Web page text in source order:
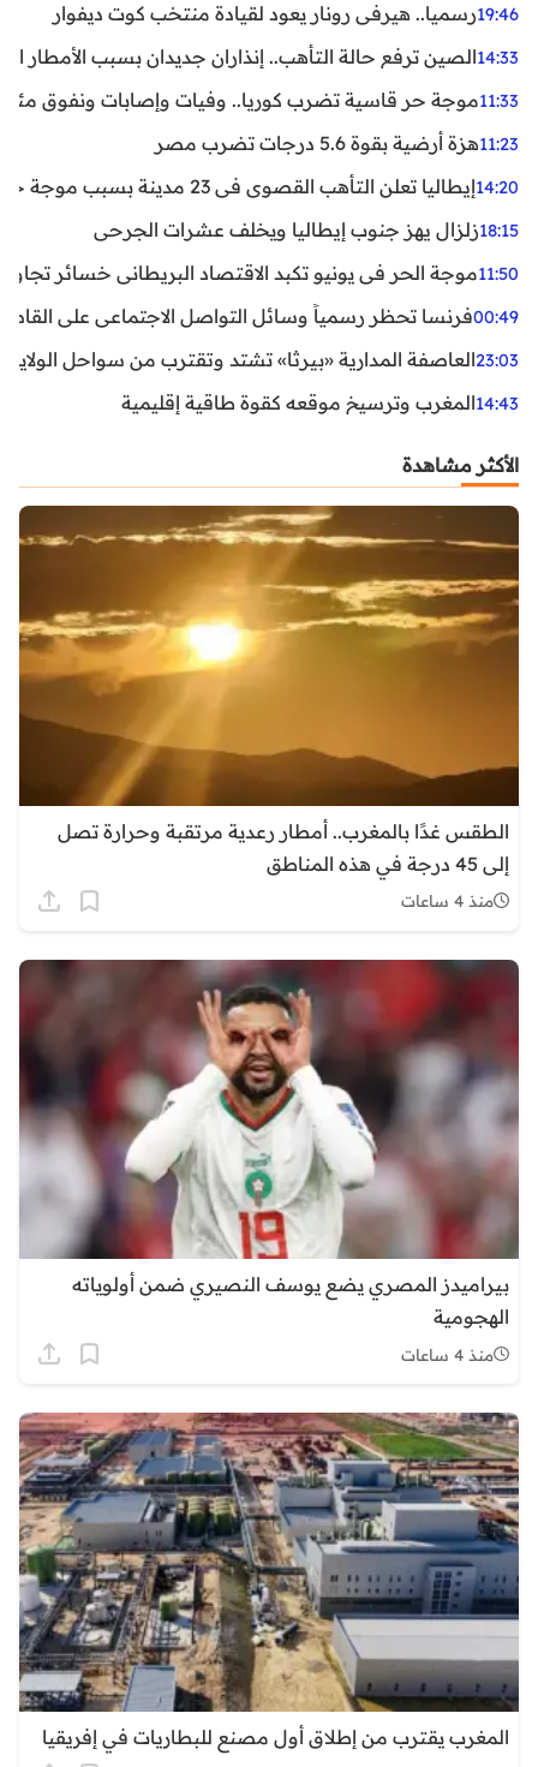
19:46رسميا.. هيرفي رونار يعود لقيادة منتخب كوت ديفوار
14:33الصين ترفع حالة التأهب.. إنذاران جديدان بسبب الأمطار
11:33موجة حر قاسية تضرب كوريا.. وفيات وإصابات ونفوق مئات
11:23هزة أرضية بقوة 5.6 درجات تضرب مصر
14:20إيطاليا تعلن التأهب القصوى في 23 مدينة بسبب موجة حر شديدة
18:15زلزال يهز جنوب إيطاليا ويخلف عشرات الجرحى
11:50موجة الحر في يونيو تكبد الاقتصاد البريطاني خسائر تجاوزت 1.5 مليار
00:49فرنسا تحظر رسمياً وسائل التواصل الاجتماعي على القاصرين
23:03العاصفة المدارية «بيرثا» تشتد وتقترب من سواحل
14:43المغرب وترسيخ موقعه كقوة طاقية إقليمية
الأكثر مشاهدة
الطقس غدًا بالمغرب.. أمطار رعدية مرتقبة وحرارة تصل
إلى 45 درجة في هذه المناطق
منذ 4 ساعات
بيراميدز المصري يضع يوسف النصيري ضمن أولوياته
الهجومية
منذ 4 ساعات
المغرب يقترب من إطلاق أول مصنع للبطاريات في إفريقيا